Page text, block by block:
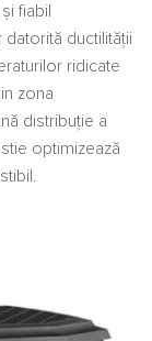
fiabil
datorită ductilității
ridicate
zona
distribuție a
optimizează